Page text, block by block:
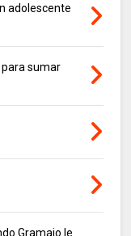
adolescente
sumar
Gramajo le